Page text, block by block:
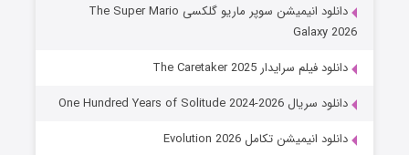
دانلود انیمیشن سوپر ماریو گلکسی The Super Mario
Galaxy 2026
دانلود فیلم سرایدار The Caretaker 2025
دانلود سریال One Hundred Years of Solitude 2024-2026
دانلود انیمیشن تکامل Evolution 2026